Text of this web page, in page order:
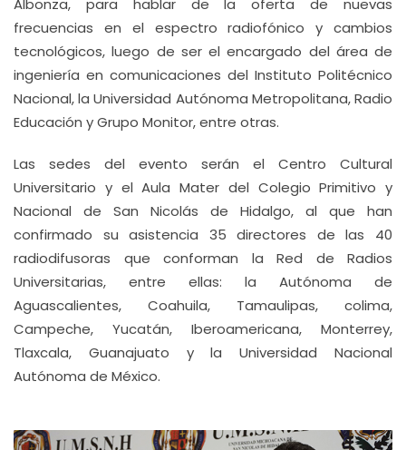
Albonza, para hablar de la oferta de nuevas
frecuencias en el espectro radiofónico y cambios
tecnológicos, luego de ser el encargado del área de
ingeniería en comunicaciones del Instituto Politécnico
Nacional, la Universidad Autónoma Metropolitana, Radio
Educación y Grupo Monitor, entre otras.
Las sedes del evento serán el Centro Cultural
Universitario y el Aula Mater del Colegio Primitivo y
Nacional de San Nicolás de Hidalgo, al que han
confirmado su asistencia 35 directores de las 40
radiodifusoras que conforman la Red de Radios
Universitarias, entre ellas: la Autónoma de
Aguascalientes, Coahuila, Tamaulipas, colima,
Campeche, Yucatán, Iberoamericana, Monterrey,
Tlaxcala, Guanajuato y la Universidad Nacional
Autónoma de México.